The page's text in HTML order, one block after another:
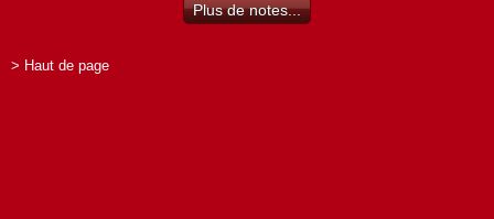
Plus de notes...
> Haut de page